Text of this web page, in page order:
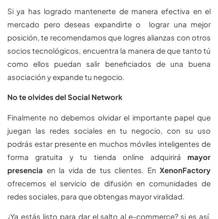
Si ya has logrado mantenerte de manera efectiva en el
mercado pero deseas expandirte o lograr una mejor
posición, te recomendamos que logres alianzas con otros
socios tecnológicos, encuentra la manera de que tanto tú
como ellos puedan salir beneficiados de una buena
asociación y expande tu negocio.
No te olvides del Social Network
Finalmente no debemos olvidar el importante papel que
juegan las redes sociales en tu negocio, con su uso
podrás estar presente en muchos móviles inteligentes de
forma gratuita y tu tienda online adquirirá mayor
presencia en la vida de tus clientes. En XenonFactory
ofrecemos el servicio de difusión en comunidades de
redes sociales, para que obtengas mayor viralidad.
¿Ya estás listo para dar el salto al e-commerce? si es así,